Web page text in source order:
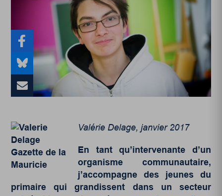
Valérie Delage, janvier 2017
En tant qu’intervenante d’un
organisme communautaire,
j’accompagne des jeunes du
primaire qui grandissent dans un secteur